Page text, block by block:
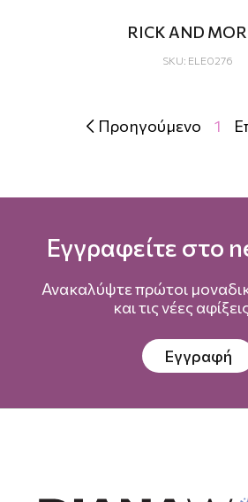
RICK AND
SKU: ELE0276
 Προηγούμενο 1
Εγγραφείτε στο
Ανακαλύψτε πρώτοι
και τις νέες
Εγγραφή